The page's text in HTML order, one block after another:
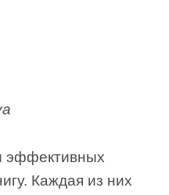
эффективных
Каждая из них